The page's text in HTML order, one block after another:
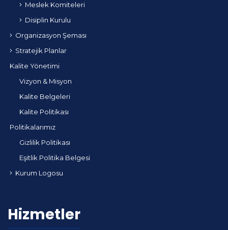
Meslek Komiteleri
Disiplin Kurulu
Organizasyon Şeması
Stratejik Planlar
Kalite Yönetimi
Vizyon & Misyon
Kalite Belgeleri
Kalite Politikası
Politikalarımız
Gizlilik Politikası
Eşitlik Politika Belgesi
Kurum Logosu
Hizmetler